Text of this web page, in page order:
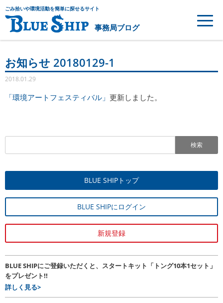
ごみ拾いや環境活動を簡単に探せるサイト
事務局ブログ
お知らせ 20180129-1
2018.01.29
「環境アートフェスティバル」 更新しました。
検索
BLUE SHIPトップ
BLUE SHIPにログイン
新規登録
BLUE SHIPにご登録いただくと、スタートキット「トング10本1セット」
をプレゼント!!
詳しく見る>